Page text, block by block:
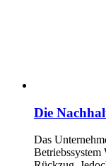
Die
Das